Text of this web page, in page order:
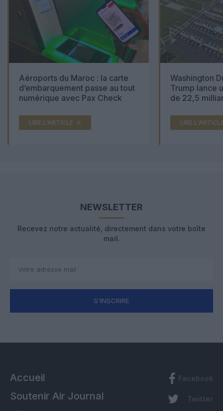
Aéroports du Maroc : la carte
d’embarquement passe au tout
numérique avec Pax Check
LIRE L'ARTICLE
Washington
Trump lance
de 22,5
LIRE
NEWSLETTER
Recevez notre actualité, directement dans votre boîte
mail.
S'INSCRIRE
Accueil
Soutenir Air Journal